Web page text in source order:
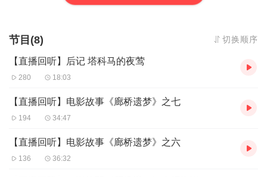
节目(8) 切换顺序
【直播回听】后记 塔科马的夜莺
280 18:03
【直播回听】电影故事《廊桥遗梦》之七
194 34:47
【直播回听】电影故事《廊桥遗梦》之六
136 36:32